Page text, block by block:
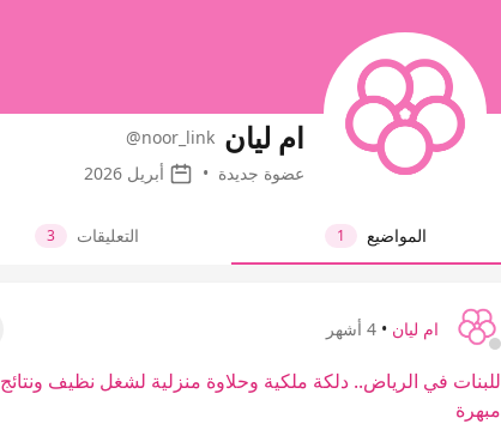
ام ليان @noor_link
عضوة جديدة • أبريل 2026
المواضيع 1 التعليقات 3
ام ليان • 4 أشهر
للبنات في الرياض.. دلكة ملكية وحلاوة منزلية لشغل نظيف ونتائج
مبهرة